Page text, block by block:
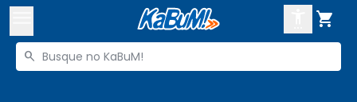

Buscar produtos
